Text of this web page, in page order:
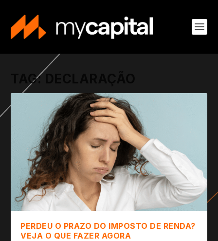
TAG:
PERDEU O PRAZO DO IMPOSTO DE RENDA?
VEJA O QUE FAZER AGORA